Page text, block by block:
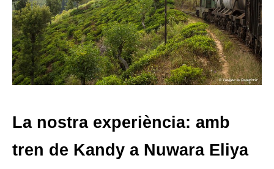
La nostra experiència: amb
tren de Kandy a Nuwara Eliya